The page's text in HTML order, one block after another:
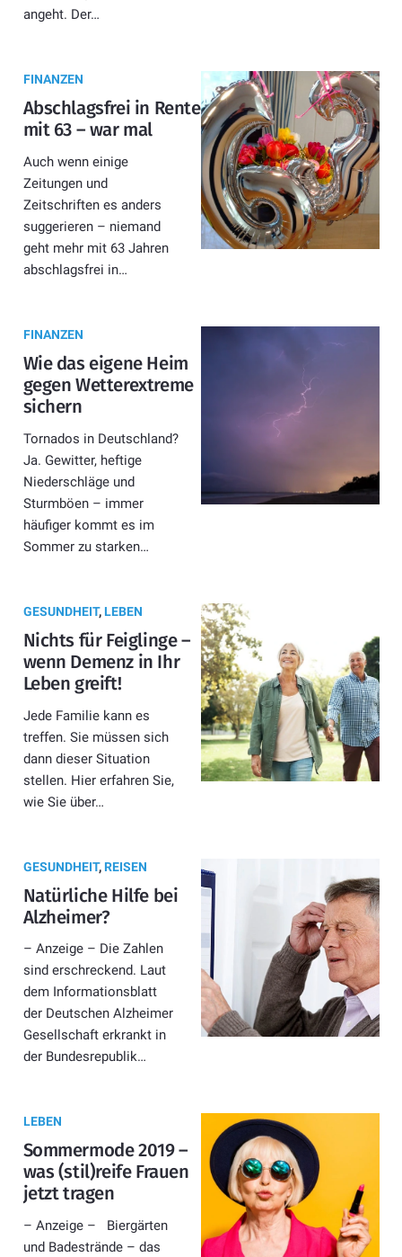
angeht. Der…
FINANZEN
Abschlagsfrei in Rente
mit 63 – war mal
Auch wenn einige
Zeitungen und
Zeitschriften es anders
suggerieren – niemand
geht mehr mit 63 Jahren
abschlagsfrei in…
FINANZEN
Wie das eigene Heim
gegen Wetterextreme
sichern
Tornados in Deutschland?
Ja. Gewitter, heftige
Niederschläge und
Sturmböen – immer
häufiger kommt es im
Sommer zu starken…
GESUNDHEIT,LEBEN
Nichts für Feiglinge –
wenn Demenz in Ihr
Leben greift!
Jede Familie kann es
treffen. Sie müssen sich
dann dieser Situation
stellen. Hier erfahren Sie,
wie Sie über…
GESUNDHEIT,REISEN
Natürliche Hilfe bei
Alzheimer?
– Anzeige – Die Zahlen
sind erschreckend. Laut
dem Informationsblatt
der Deutschen Alzheimer
Gesellschaft erkrankt in
der Bundesrepublik…
LEBEN
Sommermode 2019 –
was (stil)reife Frauen
jetzt tragen
– Anzeige – Biergärten
und Badestrände – das